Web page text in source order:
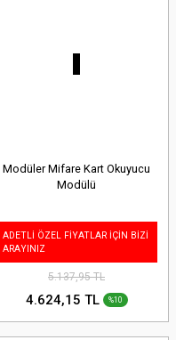
Modüler Mifare Kart Okuyucu
Modülü
ADETLİ ÖZEL FİYATLAR İÇİN BİZİ
ARAYINIZ
5.137,95 TL
4.624,15 TL %10